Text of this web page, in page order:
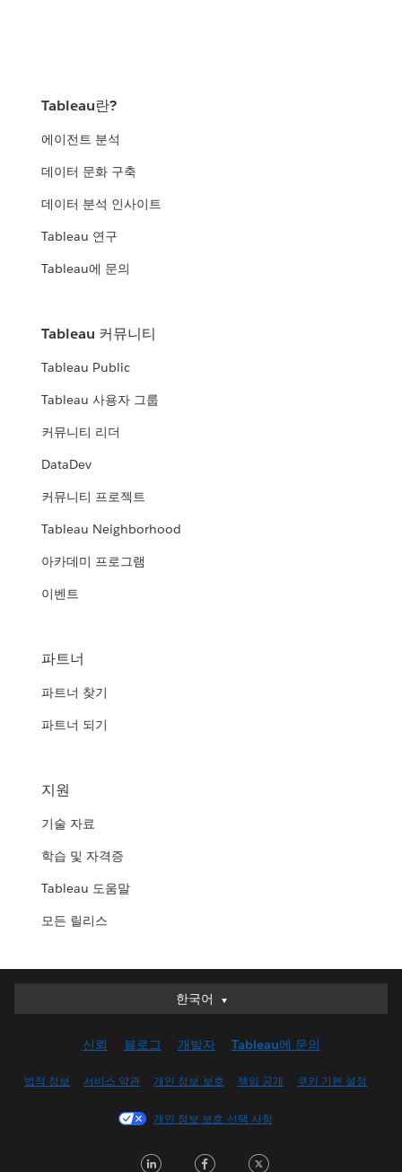
Tableau란?
에이전트 분석
데이터 문화 구축
데이터 분석 인사이트
Tableau 연구
Tableau에 문의
Tableau 커뮤니티
Tableau Public
Tableau 사용자 그룹
커뮤니티 리더
DataDev
커뮤니티 프로젝트
Tableau Neighborhood
아카데미 프로그램
이벤트
파트너
파트너 찾기
파트너 되기
지원
기술 자료
학습 및 자격증
Tableau 도움말
모든 릴리스
한국어
한국어
English (UK)
Français (Canada)
신뢰 블로그 개발자 Tableau에 문의
법적 정보 서비스 약관 개인 정보 보호 책임 공개 쿠키 기본 설정
개인 정보 보호 선택 사항
LinkedInFacebook